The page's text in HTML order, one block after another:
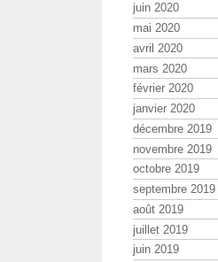
juin 2020
mai 2020
avril 2020
mars 2020
février 2020
janvier 2020
décembre 2019
novembre 2019
octobre 2019
septembre 2019
août 2019
juillet 2019
juin 2019